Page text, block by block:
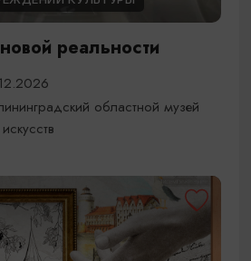
реальности
областной музей